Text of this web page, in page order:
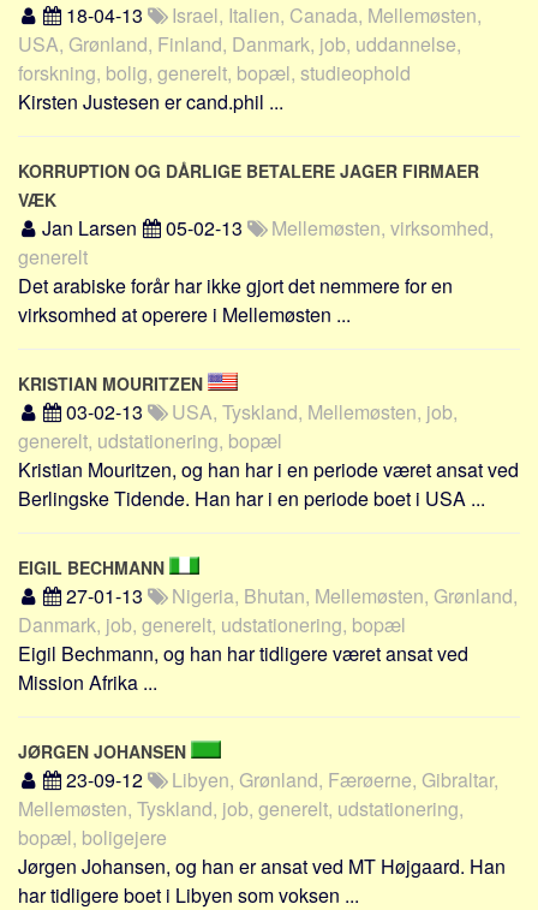
Praktisk
Alle
Meta
Dokumenttyper
Emner
Skribenter
Personer
Steder
Kilder
Webstedet
Forhistorien
Redigering
Bannere
Hjælp
18-04-13
Israel, Italien, Canada, Mellemøsten,
USA, Grønland, Finland, Danmark, job, uddannelse,
forskning, bolig, generelt, bopæl, studieophold
Kirsten Justesen er cand.phil ...
KORRUPTION OG DÅRLIGE BETALERE JAGER FIRMAER
VÆK
Jan Larsen 05-02-13
Mellemøsten, virksomhed,
generelt
Det arabiske forår har ikke gjort det nemmere for en
virksomhed at operere i Mellemøsten ...
KRISTIAN MOURITZEN
03-02-13
USA, Tyskland, Mellemøsten, job,
generelt, udstationering, bopæl
Kristian Mouritzen, og han har i en periode været ansat ved
Berlingske Tidende. Han har i en periode boet i USA ...
EIGIL BECHMANN
27-01-13
Nigeria, Bhutan, Mellemøsten, Grønland,
Danmark, job, generelt, udstationering, bopæl
Eigil Bechmann, og han har tidligere været ansat ved
Mission Afrika ...
JØRGEN JOHANSEN
23-09-12
Libyen, Grønland, Færøerne, Gibraltar,
Mellemøsten, Tyskland, job, generelt, udstationering,
bopæl, boligejere
Jørgen Johansen, og han er ansat ved MT Højgaard. Han
har tidligere boet i Libyen som voksen ...